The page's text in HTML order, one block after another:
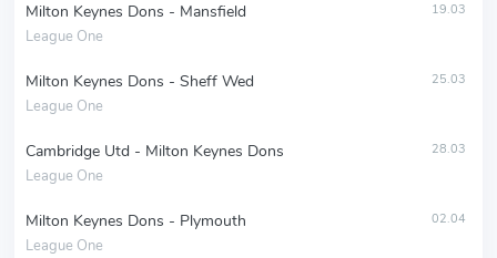
Milton Keynes Dons - Mansfield
League One
19.03
Milton Keynes Dons - Sheff Wed
League One
25.03
Cambridge Utd - Milton Keynes Dons
League One
28.03
Milton Keynes Dons - Plymouth
League One
02.04